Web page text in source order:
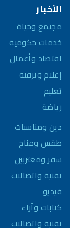
الأخبار
مجتمع وحياة
خدمات حكومية
اقتصاد وأعمال
إعلام وترفيه
تعليم
رياضة
دين ومناسبات
طقس ومناخ
سفر ومغتربين
تقنية واتصالات
فيديو
كتابات وآراء
تقنية واتصالات